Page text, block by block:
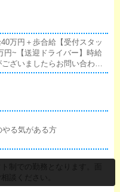
万円＋歩合給【受付スタッ
円~【送迎ドライバー】時給
ざいましたらお問い合わせ
やる気がある方
談ください。